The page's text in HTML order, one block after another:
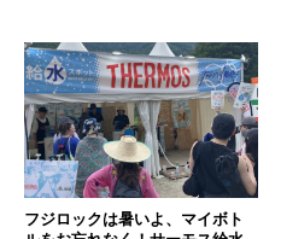
フジロックは暑いよ、マイボト